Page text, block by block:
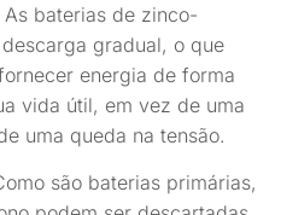
baterias de zinco-
gradual, o que
energia de forma
vida útil, em vez de uma
uma queda na tensão.
são baterias primárias,